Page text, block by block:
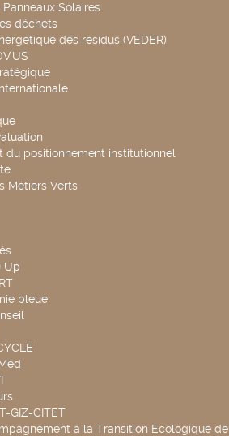
Solaires
déchets
des résidus (VEDER)
du positionnement institutionnel
Métiers Verts
Up
bleue
GIZ-CITET
à la Transition Ecologique de